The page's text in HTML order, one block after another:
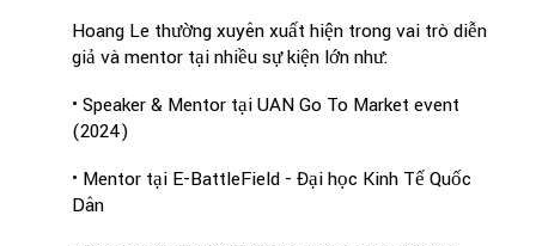
Hoang Le thường xuyên xuất hiện trong vai trò diễn
giả và mentor tại nhiều sự kiện lớn như:
• Speaker & Mentor tại UAN Go To Market event
(2024)
• Mentor tại E-BattleField - Đại học Kinh Tế Quốc
Dân